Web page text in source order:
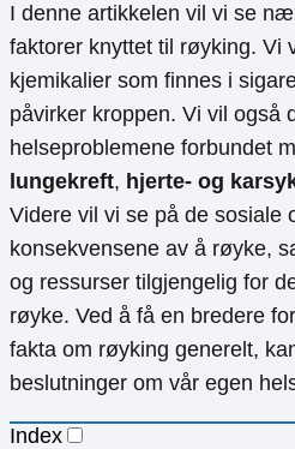
I denne artikkelen vil vi se
faktorer knyttet til røyking. Vi
kjemikalier som finnes i
påvirker kroppen. Vi vil også
helseproblemene forbundet
lungekreft, hjerte- og
Videre vil vi se på de sosiale
konsekvensene av å røyke,
og ressurser tilgjengelig for
røyke. Ved å få en bredere
fakta om røyking generelt,
beslutninger om vår egen
Index